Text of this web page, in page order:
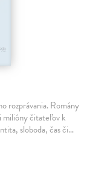
rozprávania. Romány
milióny čitateľov k
sloboda, čas či…